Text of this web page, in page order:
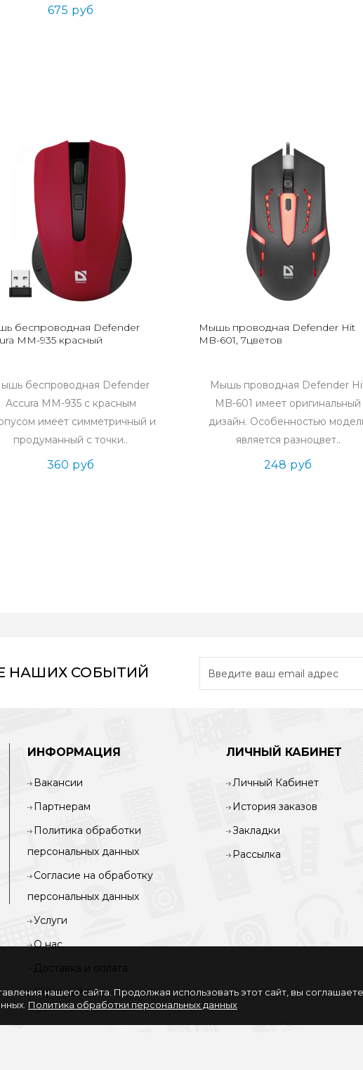
675 руб
беспроводная Defender
MM-935 красный
беспроводная Defender
Accura MM-935 с красным
имеет симметричный и
продуманный с точки..
360 руб
Мышь проводная Defender Hit
MB-601, 7цветов
Мышь проводная Defender
MB-601 имеет оригинальный
дизайн. Особенностью
является разноцвет..
248 руб
НАШИХ СОБЫТИЙ
ИНФОРМАЦИЯ
Вакансии
Партнерам
Политика обработки
персональных данных
Согласие на обработку
персональных данных
Услуги
О нас
Доставка и оплата
Карта сайта
ЛИЧНЫЙ КАБИНЕТ
Личный Кабинет
История заказов
Закладки
Рассылка
нашего сайта. Продолжая использовать этот сайт, вы
Политика обработки персональных данных